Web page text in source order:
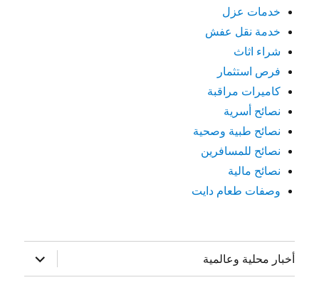
خدمات عزل
خدمة نقل عفش
شراء اثاث
فرص استثمار
كاميرات مراقبة
نصائح أسرية
نصائح طبية وصحية
نصائح للمسافرين
نصائح مالية
وصفات طعام دايت
أخبار محلية وعالمية
توسيع
القائمة
الفرعية